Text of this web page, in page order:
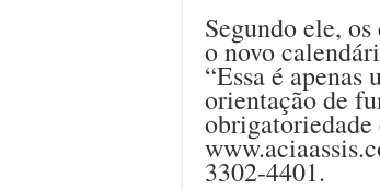
Segundo ele,
o novo
“Essa é
orientação de
3302-4401.